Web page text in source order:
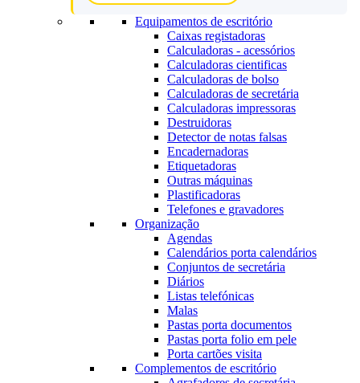
Equipamentos de escritório
Caixas registadoras
Calculadoras - acessórios
Calculadoras cientificas
Calculadoras de bolso
Calculadoras de secretária
Calculadoras impressoras
Destruidoras
Detector de notas falsas
Encadernadoras
Etiquetadoras
Outras máquinas
Plastificadoras
Telefones e gravadores
Organização
Agendas
Calendários porta calendários
Conjuntos de secretária
Diários
Listas telefónicas
Malas
Pastas porta documentos
Pastas porta folio em pele
Porta cartões visita
Complementos de escritório